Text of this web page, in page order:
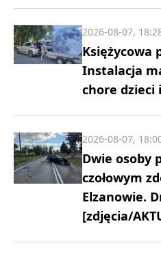
Księżycowa
Instalacja
chore dzieci
2026-08-07,
Dwie osoby
czołowym
Elzanowie.
[zdjęcia/
2026-08-07,